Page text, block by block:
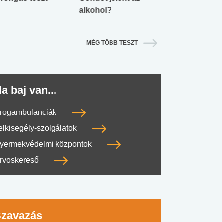
alkohol?
MÉG TÖBB TESZT
baj van...
szolgálatok
központok